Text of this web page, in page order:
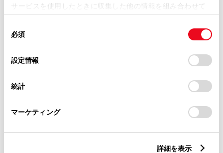
サービスを使用したときに収集した他の情報を組み合わせて
使用することがあります。当ウェブサイトの使用を続行する
デバイスにすべてのCookie(クッキー)が保存されることに同
意したことになります。Cookie(クッキー)のオプトアウト、
設定の変更、同意を撤回したりするにあたっては、当社の
「Cookie（クッキー）情報の取り扱いについて
」をご覧くだ
必須
設定情報
統計
マーケティング
詳細を表示
建物名
必須 ご希望の連絡方法
Eメール